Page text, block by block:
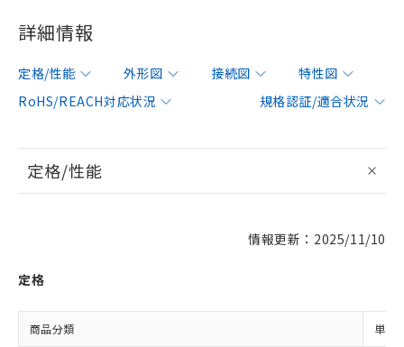
詳細情報
定格/性能 外形図 接続図
特性図
RoHS/REACH対応状況
規格認証/適合状況
定格/性能
情報更新：2025/11/10
定格
商品分類 単相